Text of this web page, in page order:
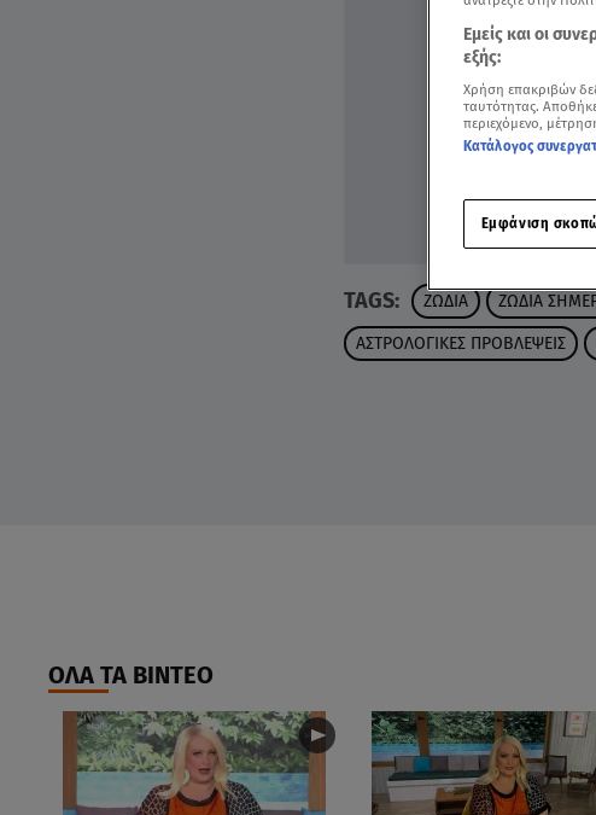
TAGS: ΖΩΔΙΑ ΖΩΔΙΑ
ΑΣΤΡΟΛΟΓΙΚΕΣ ΠΡΟΒΛΕΨΕΙΣ
ΟΛΑ ΤΑ ΒΙΝΤΕΟ
Εμείς και οι
εξής:
Χρήση επακριβών
ταυτότητας.
περιεχόμενο,
Κατάλογος
Εμφάνιση